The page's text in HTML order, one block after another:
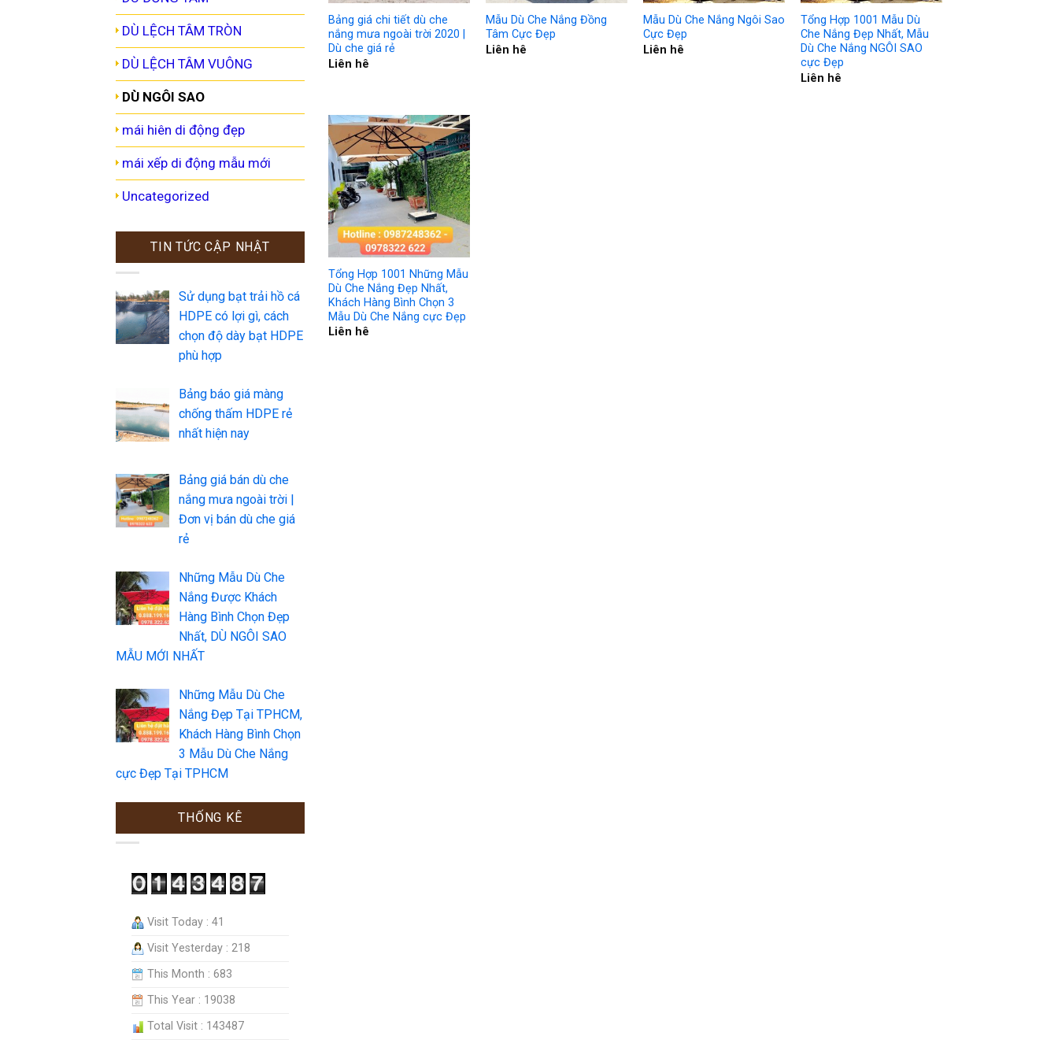
DÙ LỆCH TÂM TRÒN
DÙ LỆCH TÂM VUÔNG
DÙ NGÔI SAO
mái hiên di động đẹp
mái xếp di động mẫu mới
Uncategorized
TIN TỨC CẬP NHẬT
Sử dụng bạt trải hồ cá
HDPE có lợi gì, cách
chọn độ dày bạt HDPE
phù hợp
Bảng báo giá màng
chống thấm HDPE rẻ
nhất hiện nay
Bảng giá bán dù che
nắng mưa ngoài trời |
Đơn vị bán dù che giá
rẻ
Những Mẫu Dù Che
Nắng Được Khách
Hàng Bình Chọn Đẹp
Nhất, DÙ NGÔI SAO
MẪU MỚI NHẤT
Những Mẫu Dù Che
Nắng Đẹp Tại TPHCM,
Khách Hàng Bình Chọn
3 Mẫu Dù Che Nắng
cực Đẹp Tại TPHCM
THỐNG KÊ
Visit Today : 41
Visit Yesterday : 218
This Month : 683
This Year : 19038
Total Visit : 143487
Bảng giá chi tiết dù che
nắng mưa ngoài trời 2020 |
Dù che giá rẻ
Liên hê
Mẫu Dù Che Nắng Đồng
Tâm Cực Đẹp
Liên hê
Mẫu Dù Che Nắng Ngôi Sao
Cực Đẹp
Liên hê
Tổng Hợp 1001 Mẫu Dù
Che Nắng Đẹp Nhất, Mẫu
Dù Che Nắng NGÔI SAO
cực Đẹp
Liên hê
Tổng Hợp 1001 Những Mẫu
Dù Che Nắng Đẹp Nhất,
Khách Hàng Bình Chọn 3
Mẫu Dù Che Nắng cực Đẹp
Liên hê